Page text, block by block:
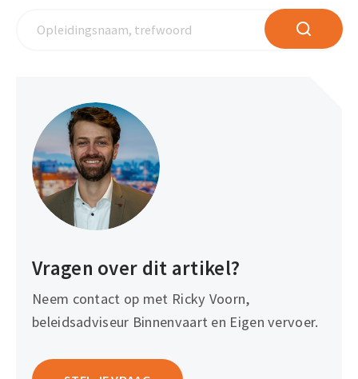
ZOEKEN
Vragen over dit artikel?
Neem contact op met Ricky Voorn,
beleidsadviseur Binnenvaart en Eigen vervoer.